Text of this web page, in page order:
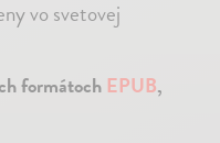
vo svetovej
formátoch EPUB,